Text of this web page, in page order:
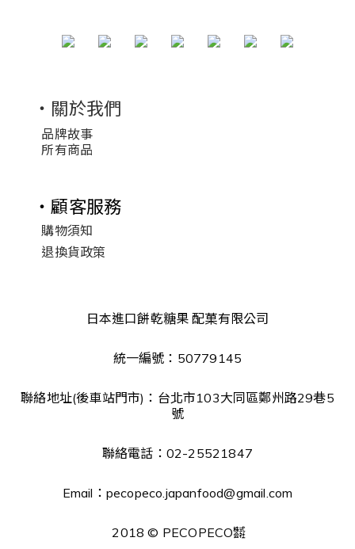
・關於我們
品牌故事
所有商品
・顧客服務
購物須知
退換貨政策
日本進口餅乾糖果 配菓有限公司
統一編號：50779145
聯絡地址(後車站門市)：台北市103大同區鄭州路29巷5
號
聯絡電話：02-25521847
Email：pecopeco.japanfood@gmail.com
2018 © PECOPECO㍿